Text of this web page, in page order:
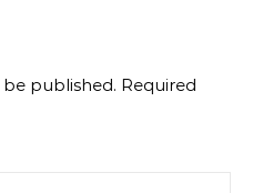
published. Required